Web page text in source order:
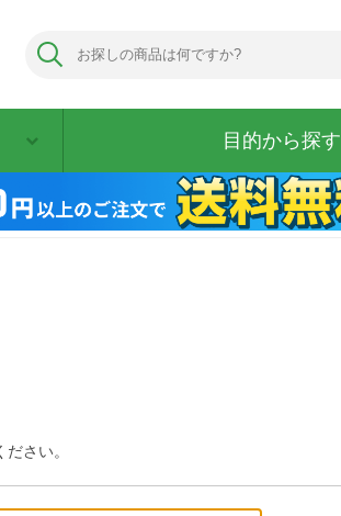
目的から探す
さい。